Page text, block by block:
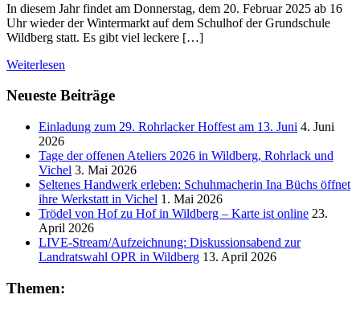
In diesem Jahr findet am Donnerstag, dem 20. Februar 2025 ab 16
Uhr wieder der Wintermarkt auf dem Schulhof der Grundschule
Wildberg statt. Es gibt viel leckere […]
Weiterlesen
Neueste Beiträge
Einladung zum 29. Rohrlacker Hoffest am 13. Juni 4. Juni
2026
Tage der offenen Ateliers 2026 in Wildberg, Rohrlack und
Vichel 3. Mai 2026
Seltenes Handwerk erleben: Schuhmacherin Ina Büchs öffnet
ihre Werkstatt in Vichel 1. Mai 2026
Trödel von Hof zu Hof in Wildberg – Karte ist online 23.
April 2026
LIVE-Stream/Aufzeichnung: Diskussionsabend zur
Landratswahl OPR in Wildberg 13. April 2026
Themen: